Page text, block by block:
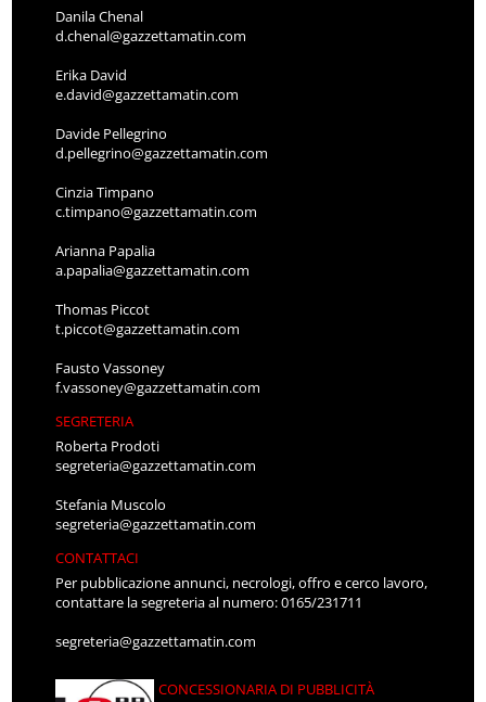
Danila Chenal
d.chenal@gazzettamatin.com
Erika David
e.david@gazzettamatin.com
Davide Pellegrino
d.pellegrino@gazzettamatin.com
Cinzia Timpano
c.timpano@gazzettamatin.com
Arianna Papalia
a.papalia@gazzettamatin.com
Thomas Piccot
t.piccot@gazzettamatin.com
Fausto Vassoney
f.vassoney@gazzettamatin.com
SEGRETERIA
Roberta Prodoti
segreteria@gazzettamatin.com
Stefania Muscolo
segreteria@gazzettamatin.com
CONTATTACI
Per pubblicazione annunci, necrologi, offro e cerco lavoro,
contattare la segreteria al numero: 0165/231711
segreteria@gazzettamatin.com
CONCESSIONARIA DI PUBBLICITÀ